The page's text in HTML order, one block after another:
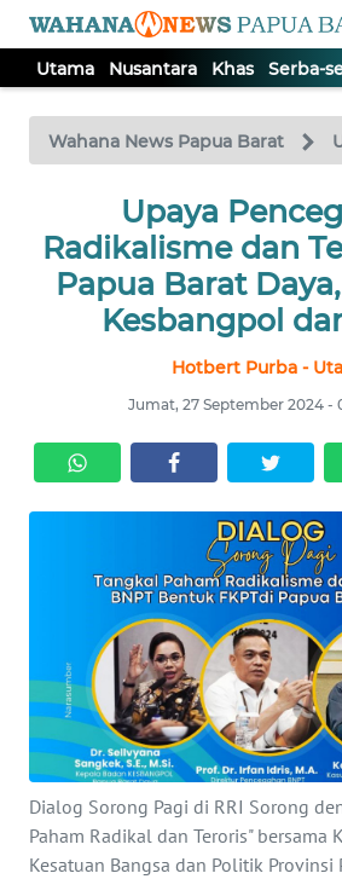
Utama Nusantara Khas Serba-
Wahana News Papua Barat
Upaya
Radikalisme dan
Papua Barat
Kesbangpol
Hotbert Purba -
Jumat, 27 September 2024 -
Dialog Sorong Pagi di RRI Sorong
Paham Radikal dan Teroris" bersama
Kesatuan Bangsa dan Politik Provinsi
TV
Tutup
NUSANTARA
SERBI
OPINI
KONTAK
KAMI
INFO
IKLAN